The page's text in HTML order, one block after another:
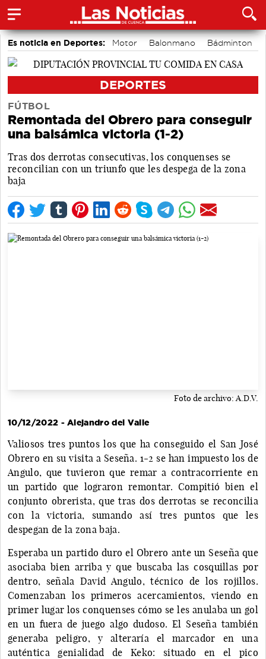
Es noticia en Deportes: Motor Balonmano
Bádminton
Área de Deportes
DEPORTES
FÚTBOL
Remontada del Obrero para conseguir
una balsámica victoria (1-2)
Tras dos derrotas consecutivas, los conquenses se
reconcilian con un triunfo que les despega de la zona
baja
Foto de archivo: A.D.V.
10/12/2022 - Alejandro del Valle
Valiosos tres puntos los que ha conseguido el San José
Obrero en su visita a Seseña. 1-2 se han impuesto los de
Angulo, que tuvieron que remar a contracorriente en
un partido que lograron remontar. Compitió bien el
conjunto obrerista, que tras dos derrotas se reconcilia
con la victoria, sumando así tres puntos que les
despegan de la zona baja.
Esperaba un partido duro el Obrero ante un Seseña que
asociaba bien arriba y que buscaba las cosquillas por
dentro, señala David Angulo, técnico de los rojillos.
Comenzaban los primeros acercamientos, viendo en
primer lugar los conquenses cómo se les anulaba un gol
en un fuera de juego algo dudoso. El Seseña también
generaba peligro, y alteraría el marcador en una
auténtica genialidad de Keko: situado en el pico